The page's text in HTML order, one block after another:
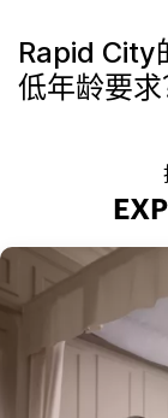
Rapid City
低年龄要求